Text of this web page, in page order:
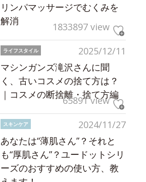
リンパマッサージでむくみを
解消
1833897 view
2025/12/11
ライフスタイル
マシンガンズ滝沢さんに聞
く、古いコスメの捨て方は？
｜コスメの断捨離・捨て方編
65891 view
2024/11/27
スキンケア
あなたは“薄肌さん”？それと
も“厚肌さん”？ユードットシリ
ーズのおすすめの使い方、教